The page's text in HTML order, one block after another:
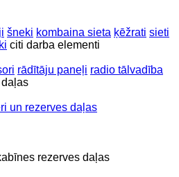
šneki kombaina sieta ķēžrati sieti
citi darba elementi
rādītāju paneļi radio tālvadība
un rezerves daļas
rezerves daļas